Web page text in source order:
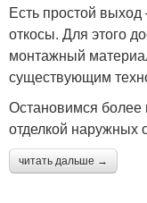
Есть простой
откосы. Для этого
монтажный
существующим
Остановимся более
отделкой наружных
читать дальше →